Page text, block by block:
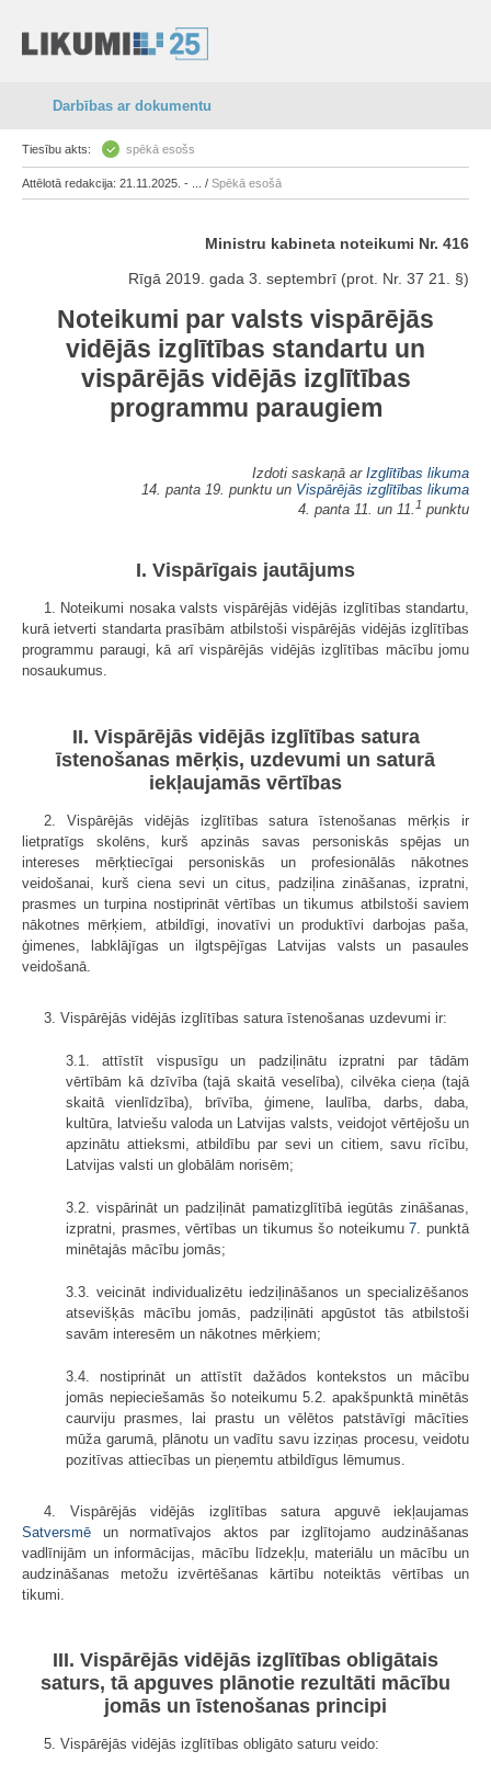
Darbības ar dokumentu
Tiesību akts: spēkā esošs
Attēlotā redakcija: 21.11.2025. - ... / Spēkā esošā
Ministru kabineta noteikumi Nr. 416
Rīgā 2019. gada 3. septembrī (prot. Nr. 37 21. §)
Noteikumi par valsts vispārējās
vidējās izglītības standartu un
vispārējās vidējās izglītības
programmu paraugiem
Izdoti saskaņā ar Izglītības likuma
14. panta 19. punktu un Vispārējās izglītības likuma
4. panta 11. un 11. 1 punktu
I. Vispārīgais jautājums
1. Noteikumi nosaka valsts vispārējās vidējās izglītības standartu,
kurā ietverti standarta prasībām atbilstoši vispārējās vidējās izglītības
programmu paraugi, kā arī vispārējās vidējās izglītības mācību jomu
nosaukumus.
II. Vispārējās vidējās izglītības satura
īstenošanas mērķis, uzdevumi un saturā
iekļaujamās vērtības
2. Vispārējās vidējās izglītības satura īstenošanas mērķis ir
lietpratīgs skolēns, kurš apzinās savas personiskās spējas un
intereses mērķtiecīgai personiskās un profesionālās nākotnes
veidošanai, kurš ciena sevi un citus, padziļina zināšanas, izpratni,
prasmes un turpina nostiprināt vērtības un tikumus atbilstoši saviem
nākotnes mērķiem, atbildīgi, inovatīvi un produktīvi darbojas paša,
ģimenes, labklājīgas un ilgtspējīgas Latvijas valsts un pasaules
veidošanā.
3. Vispārējās vidējās izglītības satura īstenošanas uzdevumi ir:
3.1. attīstīt vispusīgu un padziļinātu izpratni par tādām
vērtībām kā dzīvība (tajā skaitā veselība), cilvēka cieņa (tajā
skaitā vienlīdzība), brīvība, ģimene, laulība, darbs, daba,
kultūra, latviešu valoda un Latvijas valsts, veidojot vērtējošu un
apzinātu attieksmi, atbildību par sevi un citiem, savu rīcību,
Latvijas valsti un globālām norisēm;
3.2. vispārināt un padziļināt pamatizglītībā iegūtās zināšanas,
izpratni, prasmes, vērtības un tikumus šo noteikumu7. punktā
minētajās mācību jomās;
3.3. veicināt individualizētu iedziļināšanos un specializēšanos
atsevišķās mācību jomās, padziļināti apgūstot tās atbilstoši
savām interesēm un nākotnes mērķiem;
3.4. nostiprināt un attīstīt dažādos kontekstos un mācību
jomās nepieciešamās šo noteikumu 5.2. apakšpunktā minētās
caurviju prasmes, lai prastu un vēlētos patstāvīgi mācīties
mūža garumā, plānotu un vadītu savu izziņas procesu, veidotu
pozitīvas attiecības un pieņemtu atbildīgus lēmumus.
4. Vispārējās vidējās izglītības satura apguvē iekļaujamas
Satversmē un normatīvajos aktos par izglītojamo audzināšanas
vadlīnijām un informācijas, mācību līdzekļu, materiālu un mācību un
audzināšanas metožu izvērtēšanas kārtību noteiktās vērtības un
tikumi.
III. Vispārējās vidējās izglītības obligātais
saturs, tā apguves plānotie rezultāti mācību
jomās un īstenošanas principi
5. Vispārējās vidējās izglītības obligāto saturu veido: